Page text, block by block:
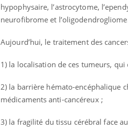
hypophysaire, l’astrocytome,
neurofibrome et
Aujourd’hui, le traitement des
1) la localisation de ces tumeurs,
2) la barrière hémato-encéphalique
médicaments anti-cancéreux ;
3) la fragilité du tissu cérébral face